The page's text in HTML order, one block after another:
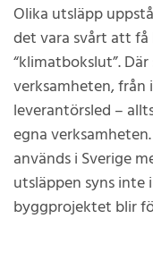
Olika utsläpp
det vara svårt att
“klimatbokslut”.
verksamheten,
leverantörsled –
egna
används i Sverige
utsläppen syns inte
byggprojektet blir